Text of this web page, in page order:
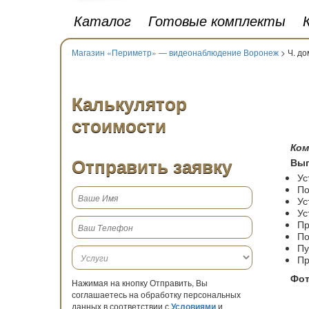
Каталог Готовые комплекты
Магазин «Периметр» — видеонаблюдение Воронеж > Ч.
Калькулятор
стоимости
Отправить заявку
Нажимая на кнопку Отправить, Вы
соглашаетесь на обработку персональных
данных в соответствии сУсловиямии